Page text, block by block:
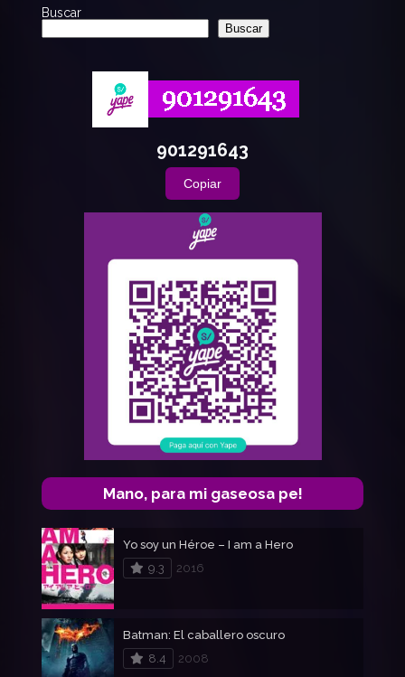
Buscar
Buscar
901291643
Copiar
Mano, para mi gaseosa pe!
Yo soy un Héroe – I am a Hero
9.3
2016
Batman: El caballero oscuro
8.4
2008